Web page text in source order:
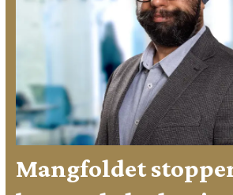
Mangfoldet